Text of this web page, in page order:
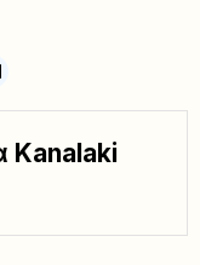
Kanalaki